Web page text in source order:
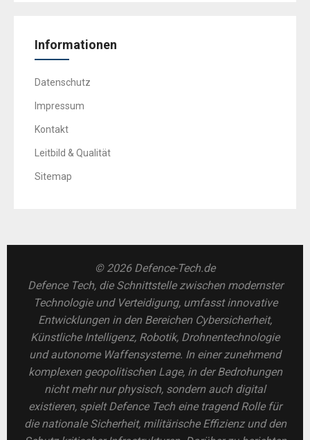
Informationen
Datenschutz
Impressum
Kontakt
Leitbild & Qualität
Sitemap
© 2026 Defence-Tech.de
Defence Tech, die Schnittstelle zwischen modernster
Technologie und Verteidigung, umfasst innovative
Entwicklungen in den Bereichen Cybersicherheit,
Künstliche Intelligenz, Robotik, Drohnentechnologie
und autonome Waffensysteme. In einer zunehmend
komplexen geopolitischen Lage, in der Bedrohungen
nicht mehr nur physisch, sondern auch digital
existieren, spielt Defence Tech eine tragend Rolle für
die nationale Sicherheit, militärische Effizienz und den